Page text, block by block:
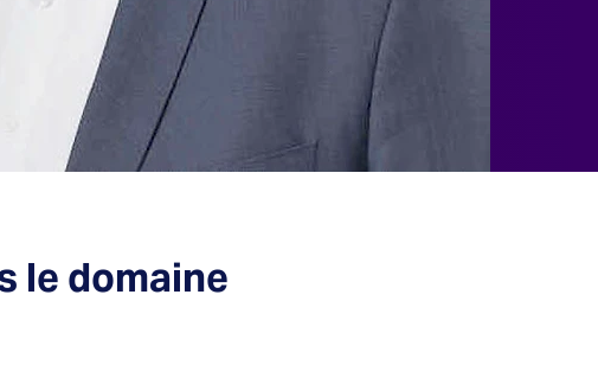
le domaine